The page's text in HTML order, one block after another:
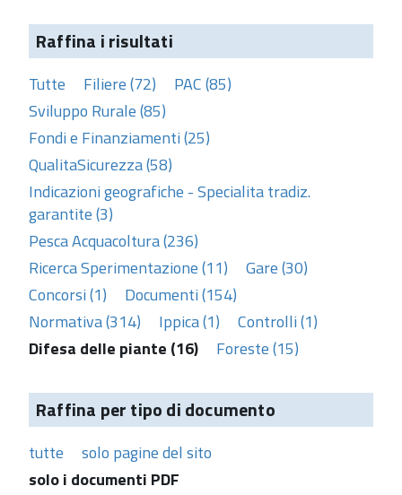
Raffina i risultati
Tutte Filiere (72)
PAC (85)
Sviluppo Rurale (85)
Fondi e Finanziamenti (25)
QualitaSicurezza (58)
Indicazioni geografiche - Specialita tradiz.
garantite (3)
Pesca Acquacoltura (236)
Ricerca Sperimentazione (11)
Gare (30)
Concorsi (1)
Documenti (154)
Normativa (314)
Ippica (1)
Controlli (1)
Difesa delle piante (16)
Foreste (15)
Raffina per tipo di documento
tutte
solo pagine del sito
solo i documenti PDF